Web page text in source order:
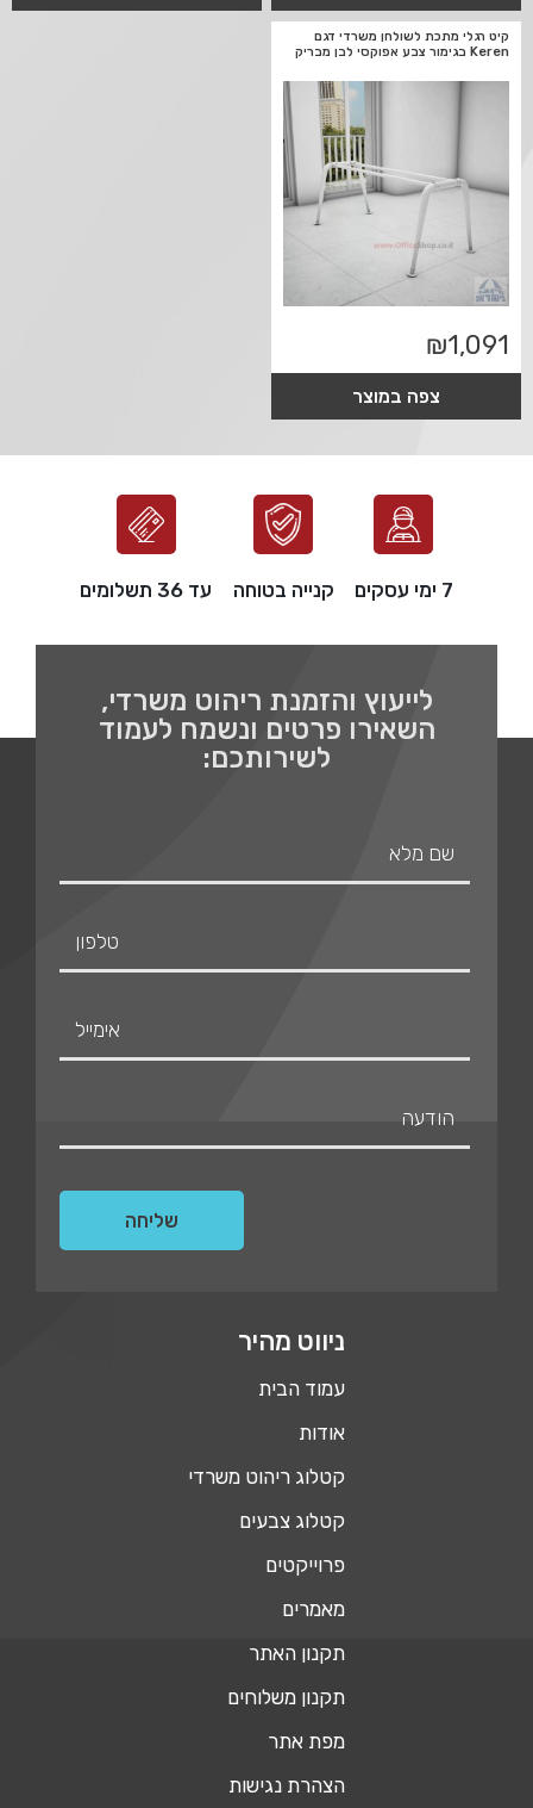
קיט רגלי מתכת לשולחן משרדי דגם
Keren בגימור צבע אפוקסי לבן מבריק
₪1,091
צפה במוצר
7 ימי עסקים קנייה בטוחה עד 36 תשלומים
לייעוץ והזמנת ריהוט משרדי,
השאירו פרטים ונשמח לעמוד
לשירותכם:
ניווט מהיר
עמוד הבית
אודות
קטלוג ריהוט משרדי
קטלוג צבעים
פרוייקטים
מאמרים
תקנון האתר
תקנון משלוחים
מפת אתר
הצהרת נגישות